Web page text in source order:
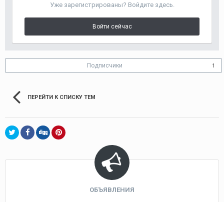
Уже зарегистрированы? Войдите здесь.
Войти сейчас
Подписчики 1
ПЕРЕЙТИ К СПИСКУ ТЕМ
ОБЪЯВЛЕНИЯ